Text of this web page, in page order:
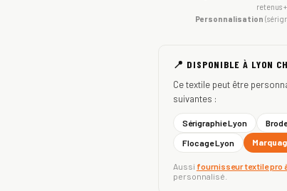
retenus
Personnalisation
📍 DISPONIBLE À LYON
Ce textile peut être
suivantes :
Sérigraphie Lyon
Flocage Lyon
Aussi fournisseur textile pro
personnalisé.